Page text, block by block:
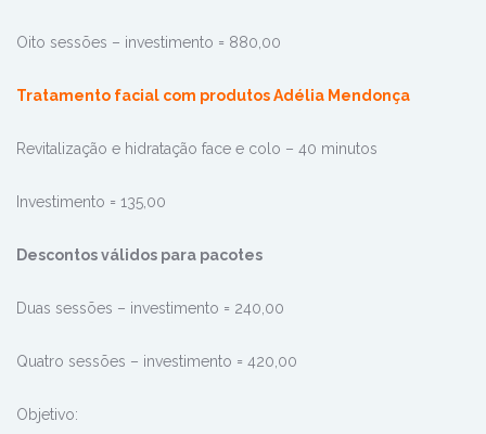
Oito sessões – investimento = 880,00
Tratamento facial com produtos Adélia Mendonça
Revitalização e hidratação face e colo – 40 minutos
Investimento = 135,00
Descontos válidos para pacotes
Duas sessões – investimento = 240,00
Quatro sessões – investimento = 420,00
Objetivo: